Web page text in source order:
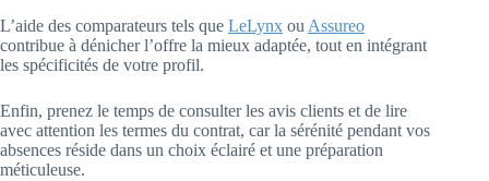
L’aide des comparateurs tels que LeLynx ou Assureo
contribue à dénicher l’offre la mieux adaptée, tout en intégrant
les spécificités de votre profil.
Enfin, prenez le temps de consulter les avis clients et de lire
avec attention les termes du contrat, car la sérénité pendant vos
absences réside dans un choix éclairé et une préparation
méticuleuse.